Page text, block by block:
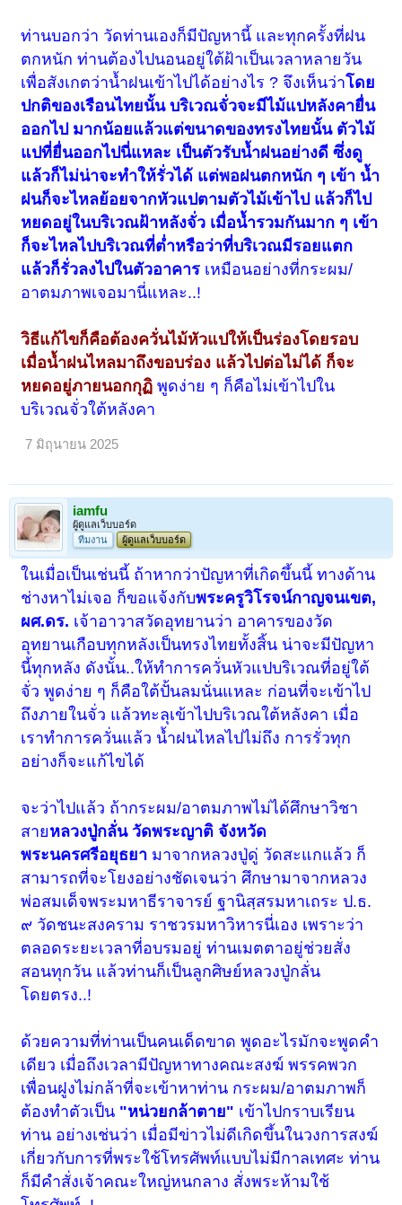
ท่านบอกว่า วัดท่านเองก็มีปัญหานี้ และทุกครั้งที่ฝน
ตกหนักท่านต้องไปนอนอยู่ใต้ฝ้าเป็นเวลาหลายวัน
เพื่อสังเกตว่าน้ำฝนเข้าไปได้อย่างไร ? จึงเห็นว่าโดย
ปกติของเรือนไทยนั้น บริเวณจั่วจะมีไม้แปหลังคายื่น
ออกไป มากน้อยแล้วแต่ขนาดของทรงไทยนั้น ตัวไม้
แปที่ยื่นออกไปนี่แหละ เป็นตัวรับน้ำฝนอย่างดี ซึ่งดู
แล้วก็ไม่น่าจะทำให้รั่วได้ แต่พอฝนตกหนัก ๆ เข้า น้ำ
ฝนก็จะไหลย้อยจากหัวแปตามตัวไม้เข้าไป แล้วก็ไป
หยดอยู่ในบริเวณฝ้าหลังจั่ว เมื่อน้ำรวมกันมาก ๆ เข้า
ก็จะไหลไปบริเวณที่ต่ำหรือว่าที่บริเวณมีรอยแตก
แล้วก็รั่วลงไปในตัวอาคาร เหมือนอย่างที่กระผม/
อาตมภาพเจอมานี่แหละ..!
วิธีแก้ไขก็คือต้องควั่นไม้หัวแปให้เป็นร่องโดยรอบ
เมื่อน้ำฝนไหลมาถึงขอบร่อง แล้วไปต่อไม่ได้ ก็จะ
หยดอยู่ภายนอกกุฏิพูดง่าย ๆ ก็คือไม่เข้าไปใน
บริเวณจั่วใต้หลังคา
7 มิถุนายน 2025
iamfu
ผู้ดูแลเว็บบอร์ด
ทีมงาน
ผู้ดูแลเว็บบอร์ด
ในเมื่อเป็นเช่นนี้ ถ้าหากว่าปัญหาที่เกิดขึ้นนี้ ทางด้าน
ช่างหาไม่เจอ ก็ขอแจ้งกับพระครูวิโรจน์กาญจนเขต,
ผศ.ดร. เจ้าอาวาสวัดอุทยานว่า อาคารของวัด
อุทยานเกือบทุกหลังเป็นทรงไทยทั้งสิ้น น่าจะมีปัญหา
นี้ทุกหลัง ดังนั้น..ให้ทำการควั่นหัวแปบริเวณที่อยู่ใต้
จั่ว พูดง่าย ๆ ก็คือใต้ปั้นลมนั่นแหละ ก่อนที่จะเข้าไป
ถึงภายในจั่ว แล้วทะลุเข้าไปบริเวณใต้หลังคา เมื่อ
เราทำการควั่นแล้ว น้ำฝนไหลไปไม่ถึง การรั่วทุก
อย่างก็จะแก้ไขได้
จะว่าไปแล้ว ถ้ากระผม/อาตมภาพไม่ได้ศึกษาวิชา
สายหลวงปู่กลั่น วัดพระญาติ จังหวัด
พระนครศรีอยุธยา มาจากหลวงปู่ดู่ วัดสะแกแล้ว ก็
สามารถที่จะโยงอย่างชัดเจนว่า ศึกษามาจากหลวง
พ่อสมเด็จพระมหาธีราจารย์ ฐานิสฺสรมหาเถระ ป.ธ.
๙ วัดชนะสงคราม ราชวรมหาวิหารนี่เอง เพราะว่า
ตลอดระยะเวลาที่อบรมอยู่ ท่านเมตตาอยู่ช่วยสั่ง
สอนทุกวัน แล้วท่านก็เป็นลูกศิษย์หลวงปู่กลั่น
โดยตรง..!
ด้วยความที่ท่านเป็นคนเด็ดขาด พูดอะไรมักจะพูดคำ
เดียว เมื่อถึงเวลามีปัญหาทางคณะสงฆ์ พรรคพวก
เพื่อนฝูงไม่กล้าที่จะเข้าหาท่าน กระผม/อาตมภาพก็
ต้องทำตัวเป็น "หน่วยกล้าตาย" เข้าไปกราบเรียน
ท่าน อย่างเช่นว่า เมื่อมีข่าวไม่ดีเกิดขึ้นในวงการสงฆ์
เกี่ยวกับการที่พระใช้โทรศัพท์แบบไม่มีกาลเทศะ ท่าน
ก็มีคำสั่งเจ้าคณะใหญ่หนกลาง สั่งพระห้ามใช้